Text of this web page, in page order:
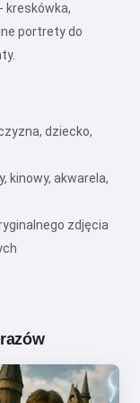
kreskówka,
portrety do
dziecko,
kinowy, akwarela,
zdjęcia